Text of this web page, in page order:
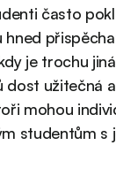
často
je trochu
dost užitečná
mohou
studentům s